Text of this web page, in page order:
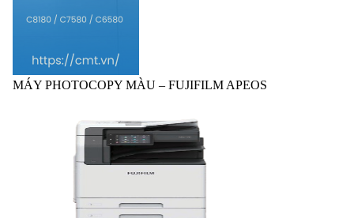
MÁY PHOTOCOPY MÀU – FUJIFILM APEOS